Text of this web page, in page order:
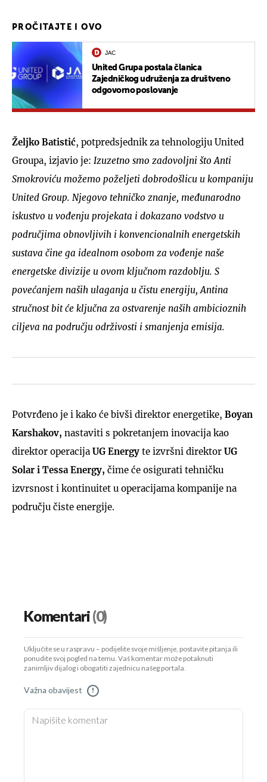
PROČITAJTE I OVO
JAC
United Grupa postala članica
Zajedničkog udruženja za društveno
odgovorno poslovanje
Željko Batistić, potpredsjednik za tehnologiju United
Groupa, izjavio je: Izuzetno smo zadovoljni što Anti
Smokroviću možemo poželjeti dobrodošlicu u kompaniju
United Group. Njegovo tehničko znanje, međunarodno
iskustvo u vođenju projekata i dokazano vodstvo u
područjima obnovljivih i konvencionalnih energetskih
sustava čine ga idealnom osobom za vođenje naše
energetske divizije u ovom ključnom razdoblju. S
povećanjem naših ulaganja u čistu energiju, Antina
stručnost bit će ključna za ostvarenje naših ambicioznih
ciljeva na području održivosti i smanjenja emisija.
Potvrđeno je i kako će bivši direktor energetike, Boyan
Karshakov, nastaviti s pokretanjem inovacija kao
direktor operacija UG Energy te izvršni direktor UG
Solar i Tessa Energy, čime će osigurati tehničku
izvrsnost i kontinuitet u operacijama kompanije na
području čiste energije.
Komentari(0)
Uključite se u raspravu – podijelite svoje mišljenje, postavite pitanja ili
ponudite svoj pogled na temu. Vaš komentar može potaknuti
zanimljiv dijalog i obogatiti zajednicu našeg portala.
Važna obavijest !